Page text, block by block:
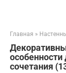
Главная »
особенности
сочетания